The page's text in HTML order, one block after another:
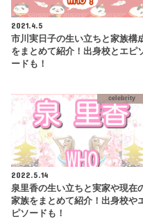
2021.4.5
市川実日子の生い立ちと家族構
をまとめて紹介！出身校とエピ
ードも！
celebrity
2022.5.14
泉里香の生い立ちと実家や現在
家族をまとめて紹介！出身校や
ピソードも！